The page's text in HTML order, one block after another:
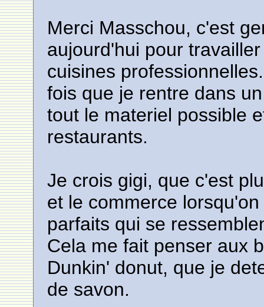
Merci Masschou, c'est
aujourd'hui pour
cuisines
fois que je rentre dans
tout le materiel possible
restaurants.
Je crois gigi, que c'est
et le commerce
parfaits qui se
Cela me fait penser aux
Dunkin' donut, que je
de savon.